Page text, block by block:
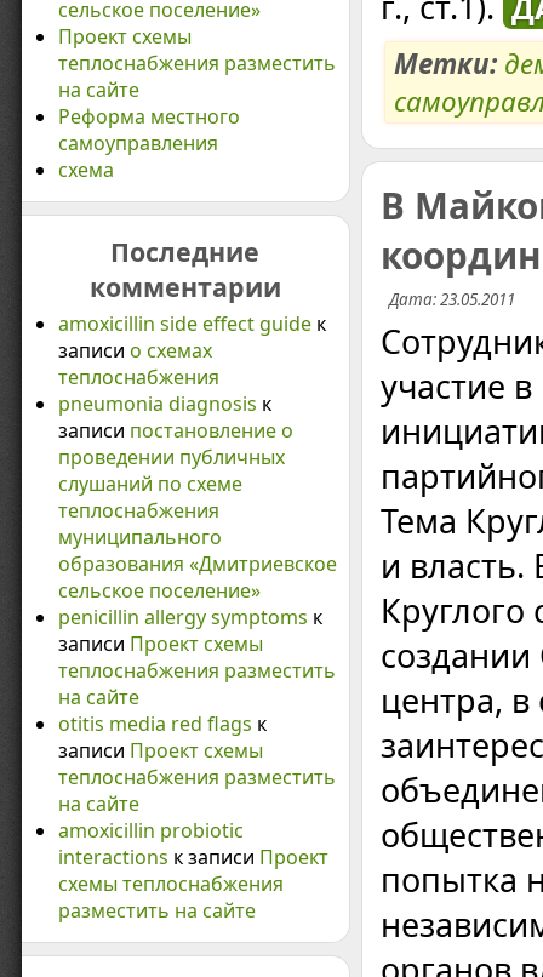
сельское поселение»
Проект схемы
теплоснабжения разместить
на сайте
Реформа местного
самоуправления
схема
Последние
комментарии
amoxicillin side effect guideк
записи о схемах
теплоснабжения
pneumonia diagnosis к
записи постановление о
проведении публичных
слушаний по схеме
теплоснабжения
муниципального
образования «Дмитриевское
сельское поселение»
penicillin allergy symptoms к
записи Проект схемы
теплоснабжения разместить
на сайте
otitis media red flags к
записи Проект схемы
теплоснабжения разместить
на сайте
amoxicillin probiotic
interactions к записи Проект
схемы теплоснабжения
разместить на сайте
Метки:
В
Дата: 23.05.2011
участие
Тема
и
центра, в
попытка